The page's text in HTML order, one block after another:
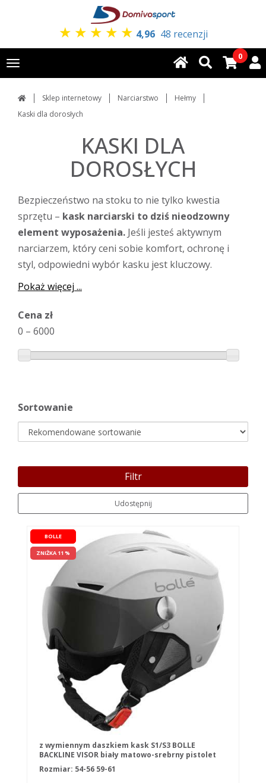
★ ★ ★ ★ ★ 4,96 48 recenzji
Toggle
navigation
0
Sklep internetowy Narciarstwo
Hełmy
Kaski dla dorosłych
KASKI DLA
DOROSŁYCH
Bezpieczeństwo na stoku to nie tylko kwestia
sprzętu – kask narciarski to dziś nieodzowny
element wyposażenia. Jeśli jesteś aktywnym
narciarzem, który ceni sobie komfort, ochronę i
styl, odpowiedni wybór kasku jest kluczowy.
Pokaż więcej ...
Cena zł
0 – 6000
Sortowanie
Filtr
Udostępnij
BOLLE
ZNIŻKA 11 %
z wymiennym daszkiem kask S1/S3 BOLLE
BACKLINE VISOR biały matowo-srebrny pistolet
Rozmiar: 54-56 59-61